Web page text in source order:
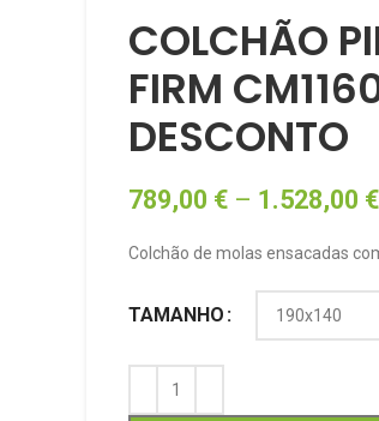
COLCHÃO
FIRM
DESCONTO
789,00 € – 1.528,00 €
Colchão de molas ensacadas
TAMANHO